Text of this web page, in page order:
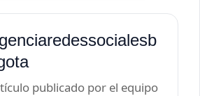
publicado por el equipo